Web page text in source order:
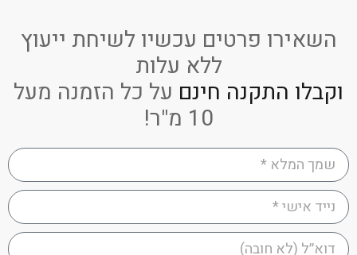
השאירו פרטים עכשיו לשיחת ייעוץ
ללא עלות
וקבלו התקנה חינם על כל הזמנה מעל
10 מ"ר!